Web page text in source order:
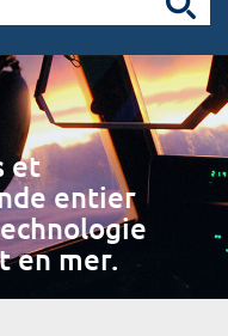
et
entier
en mer.